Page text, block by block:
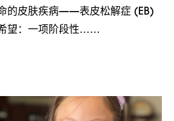
的皮肤疾病——表皮松解症 (EB)
望：一项阶段性……